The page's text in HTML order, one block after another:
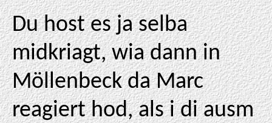
Du host es ja selba
midkriagt, wia dann in
Möllenbeck da Marc
reagiert hod, als i di ausm